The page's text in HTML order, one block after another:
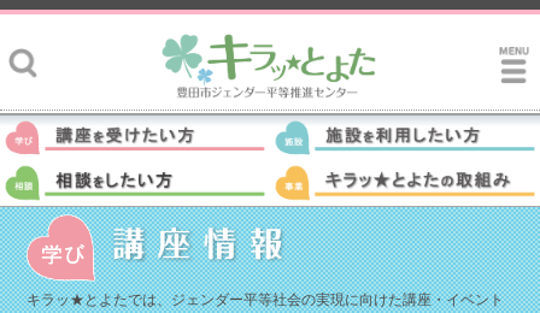
キラッ★とよたでは、ジェンダー平等社会の実現に向けた講座・イベント